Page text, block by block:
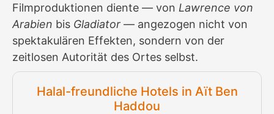
Filmproduktionen diente — von Lawrence von
Arabien bis Gladiator — angezogen nicht von
spektakulären Effekten, sondern von der
zeitlosen Autorität des Ortes selbst.
Halal-freundliche Hotels in Aït Ben
Haddou